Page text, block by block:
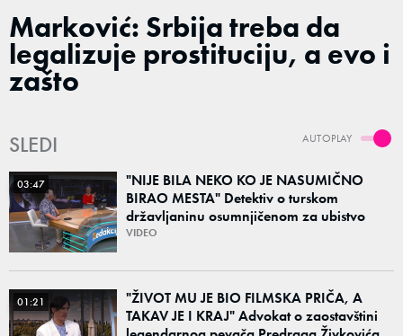
Marković: Srbija treba da
legalizuje prostituciju, a evo i
zašto
AUTOPLAY
SLEDI
03:47
"NIJE BILA NEKO KO JE NASUMIČNO
BIRAO MESTA" Detektiv o turskom
državljaninu osumnjičenom za ubistvo
Ruskinje (28): "Mogao je da se predstavi
VIDEO
01:21
"ŽIVOT MU JE BIO FILMSKA PRIČA, A
TAKAV JE I KRAJ" Advokat o zaostavštini